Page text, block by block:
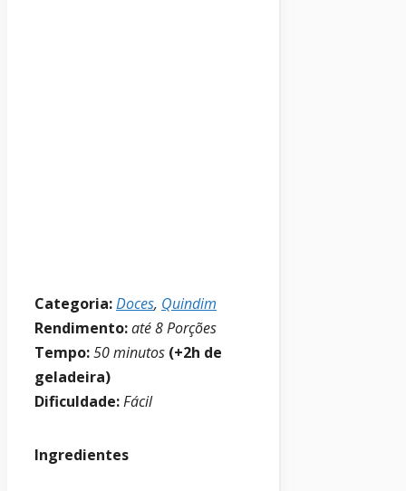
Categoria:Doces, Quindim
Rendimento:até 8 Porções
Tempo:50minutos (+2h de
geladeira)
Dificuldade:Fácil
Ingredientes